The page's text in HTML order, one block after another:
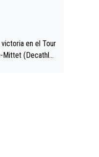
en el Tour
Mittet (Decathlo